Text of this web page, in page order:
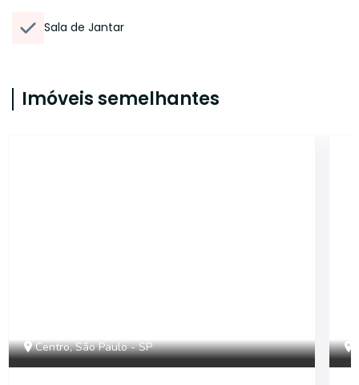
Sala de Jantar
Imóveis semelhantes
Centro, São Paulo - SP